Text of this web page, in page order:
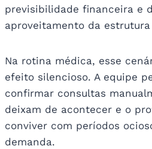
previsibilidade financeira e
aproveitamento da
Na rotina médica, esse
efeito silencioso. A equipe
confirmar consultas
deixam de acontecer e o
conviver com períodos
demanda.